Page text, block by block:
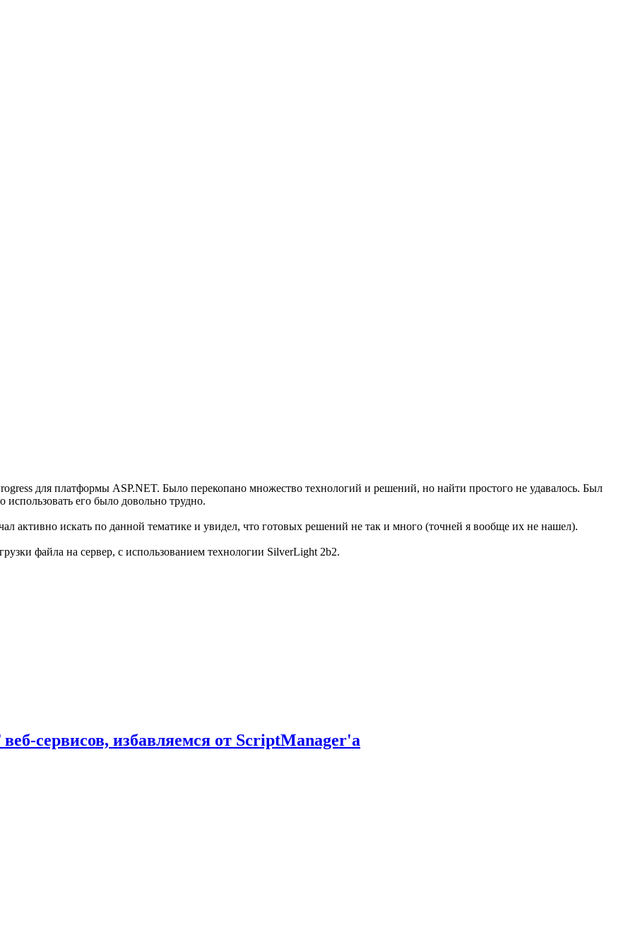
для платформы ASP.NET. Было перекопано множество технологий и решений, но найти простого не удавалось. Был
его было довольно трудно.
активно искать по данной тематике и увидел, что готовых решений не так и много (точней я вообще их не нашел).
файла на сервер, с использованием технологии SilverLight 2b2.
сервисов, избавляемся от ScriptManager'a